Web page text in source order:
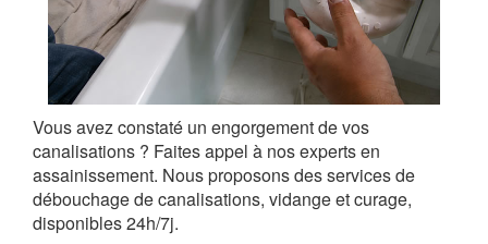
Vous avez constaté un engorgement de vos
canalisations ? Faites appel à nos experts en
assainissement. Nous proposons des services de
débouchage de canalisations, vidange et curage,
disponibles 24h/7j.